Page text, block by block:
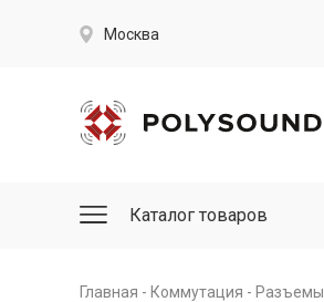
Москва
Каталог товаров
Главная Коммутация Разъемы